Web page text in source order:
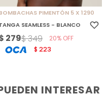
PIMENTÓN 5 X 1290
SEAMLESS - BLANCO
279$349 20
$ 223
INTERESAR